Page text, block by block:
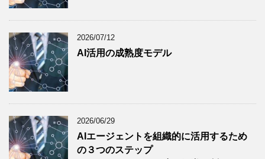
2026/07/12
AI活用の成熟度モデル
2026/06/29
AIエージェントを組織的に活用するため
の３つのステップ